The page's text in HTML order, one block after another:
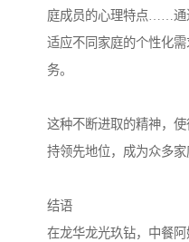
庭成员的心理特点……通
适应不同家庭的个性化
务。
这种不断进取的精神，
持领先地位，成为众多家
结语
在龙华龙光玖钻，中餐